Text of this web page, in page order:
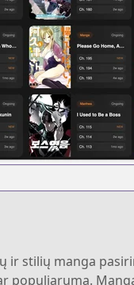
stilių manga
populiarumą.